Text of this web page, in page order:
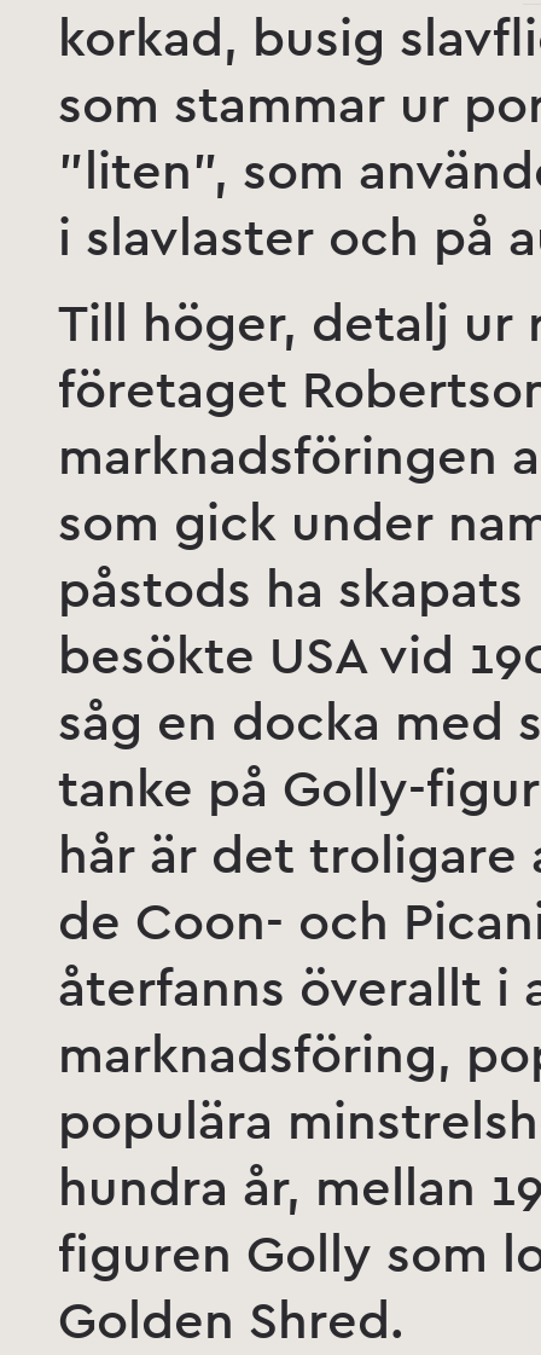
korkad, busig
som stammar ur
”liten”, som
i slavlaster och på
Till höger, detalj ur
företaget
marknadsföringen
som gick under
påstods ha
besökte USA vid
såg en docka med
tanke på Golly-
hår är det troligare
de Coon- och
återfanns överallt i
marknadsföring,
populära
hundra år, mellan
figuren Golly som
Golden Shred.